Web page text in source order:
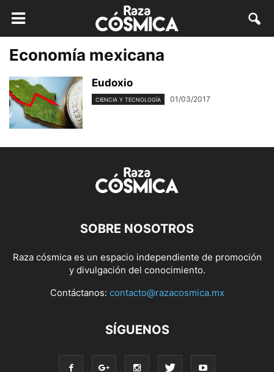
Economía mexicana
Eudoxio
CIENCIA Y TECNOLOGÍA 01/03/2017
SOBRE NOSOTROS
Raza cósmica es un espacio independiente de promoción
y divulgación del conocimiento.
Contáctanos: contacto@razacosmica.mx
SÍGUENOS